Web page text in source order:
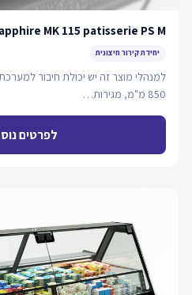
MK 115 patisserie PS M
יחידת קירור חיצונית
למנהלי מוצר זה יש יכולת חיבור
850 מ"מ, מגירות…
לפרטים